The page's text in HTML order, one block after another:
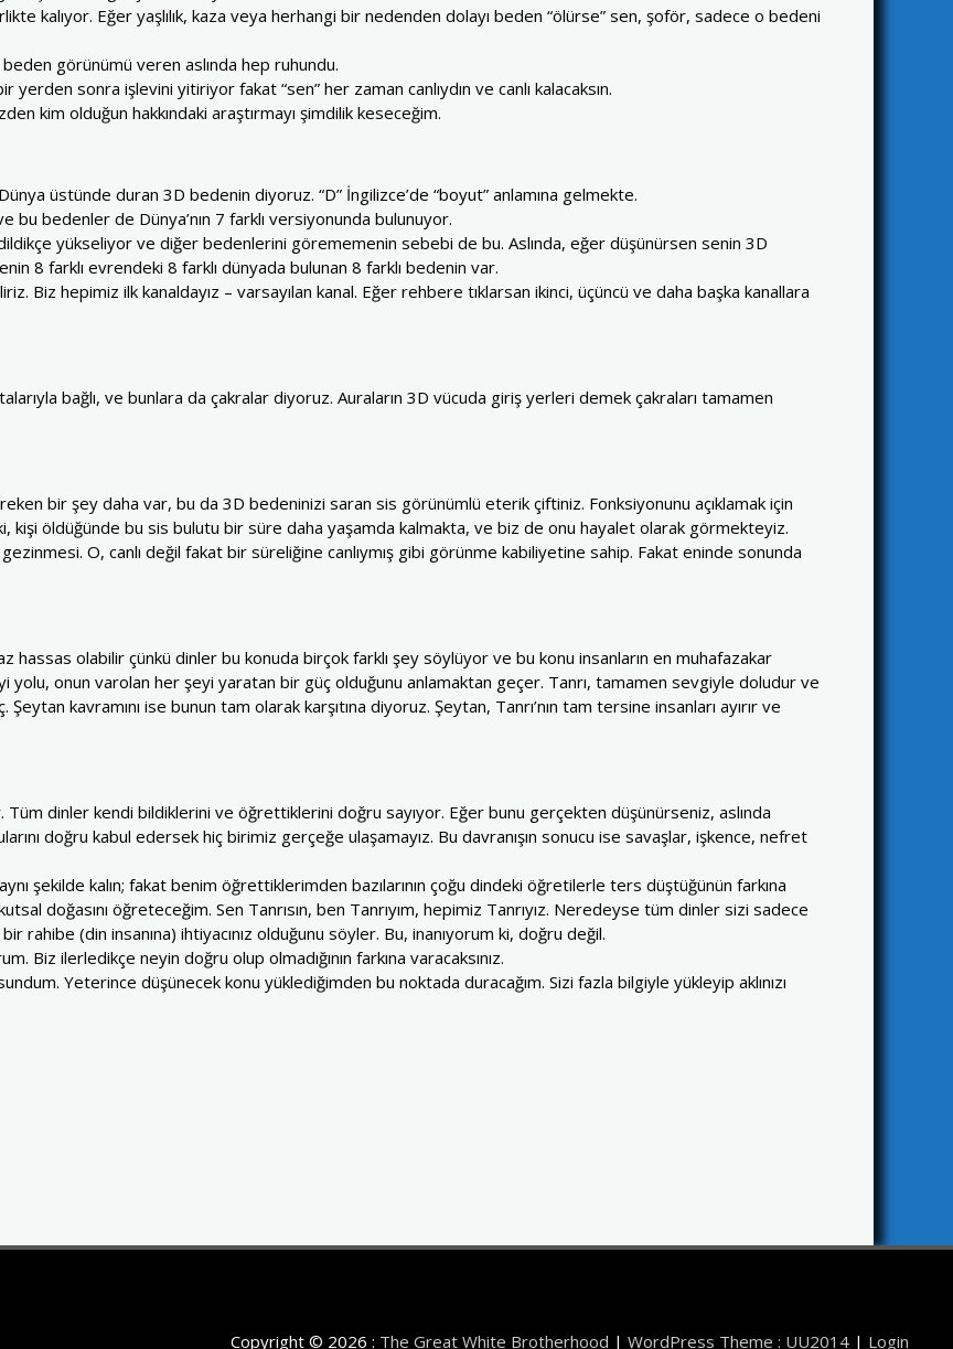
kalıyor. Eğer yaşlılık, kaza veya herhangi bir nedenden dolayı beden “ölürse” sen, şoför, sadece o bedeni
beden görünümü veren aslında hep ruhundu.
sonra işlevini yitiriyor fakat “sen” her zaman canlıydın ve canlı kalacaksın.
kim olduğun hakkındaki araştırmayı şimdilik keseceğim.
üstünde duran 3D bedenin diyoruz. “D” İngilizce’de “boyut” anlamına gelmekte.
bu bedenler de Dünya’nın 7 farklı versiyonunda bulunuyor.
yükseliyor ve diğer bedenlerini görememenin sebebi de bu. Aslında, eğer düşünürsen senin 3D
8 farklı evrendeki 8 farklı dünyada bulunan 8 farklı bedenin var.
Biz hepimiz ilk kanaldayız – varsayılan kanal. Eğer rehbere tıklarsan ikinci, üçüncü ve daha başka kanallara
bağlı, ve bunlara da çakralar diyoruz. Auraların 3D vücuda giriş yerleri demek çakraları tamamen
bir şey daha var, bu da 3D bedeninizi saran sis görünümlü eterik çiftiniz. Fonksiyonunu açıklamak için
öldüğünde bu sis bulutu bir süre daha yaşamda kalmakta, ve biz de onu hayalet olarak görmekteyiz.
O, canlı değil fakat bir süreliğine canlıymış gibi görünme kabiliyetine sahip. Fakat eninde sonunda
hassas olabilir çünkü dinler bu konuda birçok farklı şey söylüyor ve bu konu insanların en muhafazakar
yolu, onun varolan her şeyi yaratan bir güç olduğunu anlamaktan geçer. Tanrı, tamamen sevgiyle doludur ve
kavramını ise bunun tam olarak karşıtına diyoruz. Şeytan, Tanrı’nın tam tersine insanları ayırır ve
Tüm dinler kendi bildiklerini ve öğrettiklerini doğru sayıyor. Eğer bunu gerçekten düşünürseniz, aslında
doğru kabul edersek hiç birimiz gerçeğe ulaşamayız. Bu davranışın sonucu ise savaşlar, işkence, nefret
şekilde kalın; fakat benim öğrettiklerimden bazılarının çoğu dindeki öğretilerle ters düştüğünün farkına
doğasını öğreteceğim. Sen Tanrısın, ben Tanrıyım, hepimiz Tanrıyız. Neredeyse tüm dinler sizi sadece
rahibe (din insanına) ihtiyacınız olduğunu söyler. Bu, inanıyorum ki, doğru değil.
Biz ilerledikçe neyin doğru olup olmadığının farkına varacaksınız.
Yeterince düşünecek konu yüklediğimden bu noktada duracağım. Sizi fazla bilgiyle yükleyip aklınızı
Copyright © 2026 : The Great White Brotherhood | WordPress Theme : UU2014 | Login